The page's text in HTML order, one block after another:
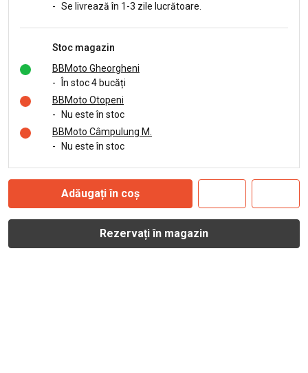
- Se livrează în 1-3 zile lucrătoare.
Stoc magazin
BBMoto Gheorgheni
-
În stoc 4 bucăți
BBMoto Otopeni
-
Nu este în stoc
BBMoto Câmpulung M.
-
Nu este în stoc
Adăugați în coș
Rezervați în magazin